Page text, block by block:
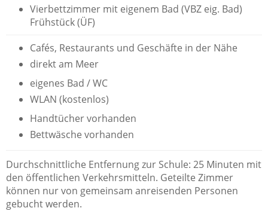
Vierbettzimmer mit eigenem Bad (VBZ eig. Bad)
Frühstück (ÜF)
Cafés, Restaurants und Geschäfte in der Nähe
direkt am Meer
eigenes Bad / WC
WLAN (kostenlos)
Handtücher vorhanden
Bettwäsche vorhanden
Durchschnittliche Entfernung zur Schule: 25 Minuten mit
den öffentlichen Verkehrsmitteln. Geteilte Zimmer
können nur von gemeinsam anreisenden Personen
gebucht werden.